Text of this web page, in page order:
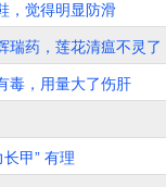
，觉得明显防滑
瑞药，莲花清瘟不灵了
毒，用量大了伤肝
甲” 有理